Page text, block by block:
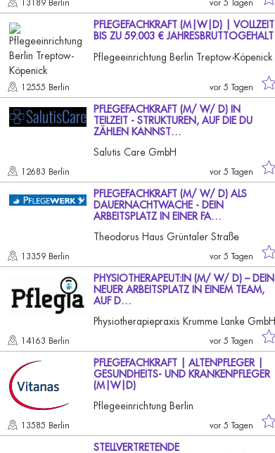
13189 Berlin vor 5 Tagen
PFLEGEFACHKRAFT (M|W|D) | VOLLZEIT
BIS ZU 59.003 € JAHRESBRUTTOGEHALT
Pflegeeinrichtung Berlin Treptow-Köpenick
12555 Berlin vor 5 Tagen
PFLEGEFACHKRAFT (M/ W/ D) IN
TEILZEIT - STRUKTUREN, AUF DIE DU
ZÄHLEN KANNST…
Salutis Care GmbH
12683 Berlin vor 5 Tagen
PFLEGEFACHKRAFT (M/ W/ D) ALS
DAUERNACHTWACHE - DEIN
ARBEITSPLATZ IN EINER FA…
Theodorus Haus Grüntaler Straße
13359 Berlin vor 5 Tagen
PHYSIOTHERAPEUT:IN (M/ W/ D) – DEIN
NEUER ARBEITSPLATZ IN EINEM TEAM,
AUF D…
Physiotherapiepraxis Krumme Lanke GmbH
14163 Berlin vor 5 Tagen
PFLEGEFACHKRAFT | ALTENPFLEGER |
GESUNDHEITS- UND KRANKENPFLEGER
(M|W|D)
Pflegeeinrichtung Berlin
13585 Berlin vor 5 Tagen
STELLVERTRETENDE